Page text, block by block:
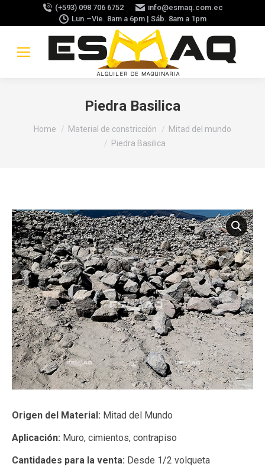
(+593) 098 706 6752
info@esmaq.com.ec
Lun.–Vie. 8am a 6pm | Sáb. 8am a 1pm
Piedra Basilica
You are here:
Home Material de constricción
Mitad del mundo
Piedra Basilica
Origen del Material: Mitad del Mundo
Aplicación: Muro, cimientos, contrapiso
Cantidades para la venta: Desde 1/2 volqueta